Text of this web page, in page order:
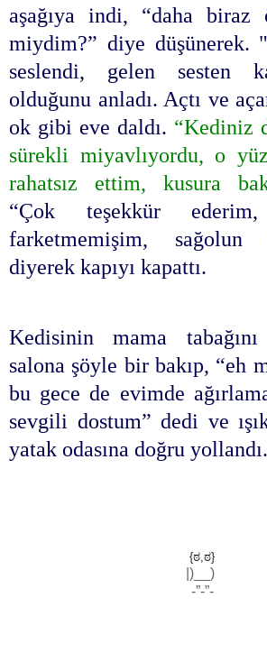
aşağıya indi, “daha biraz
miydim?” diye düşünerek.
seslendi, gelen sesten
olduğunu anladı. Açtı ve
ok gibi eve daldı. “Kediniz
sürekli miyavlıyordu, o
rahatsız ettim, kusura
“Çok teşekkür
farketmemişim,
diyerek kapıyı kapattı.
Kedisinin mama
salona şöyle bir bakıp, “eh
bu gece de evimde
sevgili dostum” dedi ve
yatak odasına doğru yollandı.
{ಠ,ಠ}
|)__)
-”-”-